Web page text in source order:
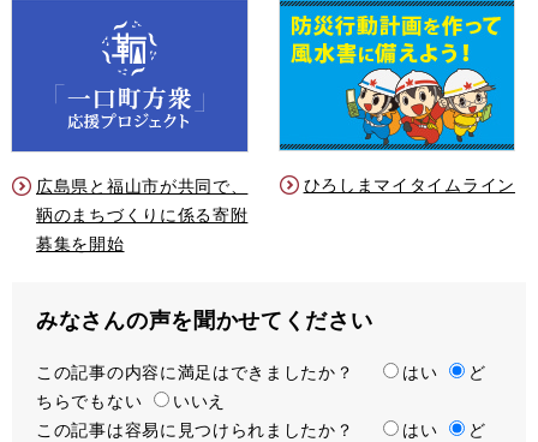
広島県と福山市が共同で、
鞆のまちづくりに係る寄附
募集を開始
ひろしまマイタイムライン
みなさんの声を聞かせてください
満
足
度
この記事の内容に満足はできましたか？ はい
ど
ちらでもない
いいえ
容
この記事は容易に見つけられましたか？ はい
ど